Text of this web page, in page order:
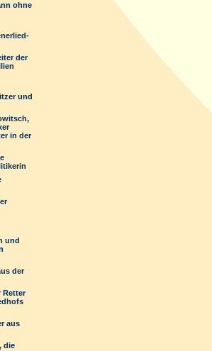
ohne
der
und
in der
und
der
Retter
aus
die